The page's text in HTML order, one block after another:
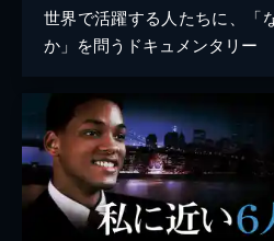
世界で活躍する人たちに、「
か」を問うドキュメンタリー